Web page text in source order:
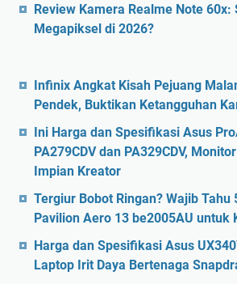
Review Kamera Realme Note 60x:
Megapiksel di 2026?
Infinix Angkat Kisah Pejuang
Pendek, Buktikan Ketangguhan
Ini Harga dan Spesifikasi Asus
PA279CDV dan PA329CDV,
Impian Kreator
Tergiur Bobot Ringan? Wajib Tahu
Pavilion Aero 13 be2005AU untuk
Harga dan Spesifikasi Asus
Laptop Irit Daya Bertenaga